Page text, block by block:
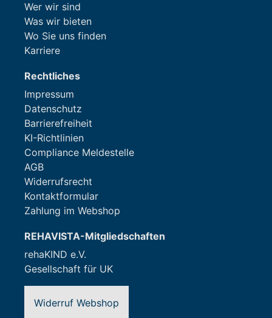
Wer wir sind
Was wir bieten
Wo Sie uns finden
Karriere
Rechtliches
Impressum
Datenschutz
Barrierefreiheit
KI-Richtlinien
Compliance Meldestelle
AGB
Widerrufsrecht
Kontaktformular
Zahlung im Webshop
REHAVISTA-Mitgliedschaften
rehaKIND e.V.
Gesellschaft für UK
Widerruf Webshop